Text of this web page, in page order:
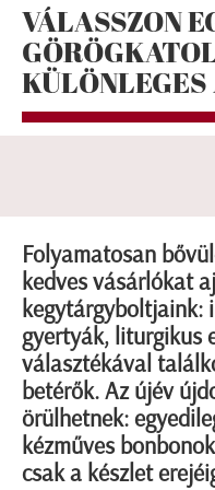
VÁLASSZON
Folyamatosan
kedves vásárlókat
kegytárgyboltjaink:
gyertyák, liturgikus
választékával
betérők. Az újév
örülhetnek:
kézműves
csak a készlet